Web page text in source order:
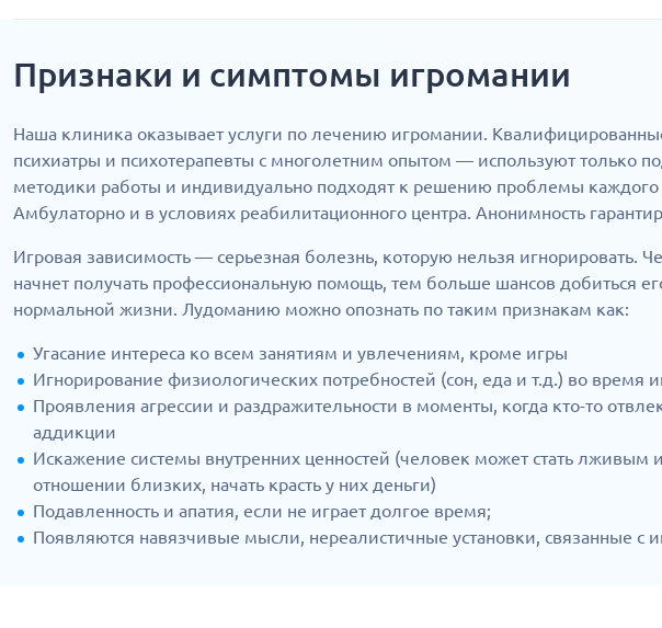
Признаки и симптомы игромании
Наша клиника оказывает услуги по лечению игромании.
психиатры и психотерапевты с многолетним опытом — используют только
методики работы и индивидуально подходят к решению проблемы каждого
Амбулаторно и в условиях реабилитационного центра. Анонимность
Игровая зависимость — серьезная болезнь, которую нельзя игнорировать.
начнет получать профессиональную помощь, тем больше шансов добиться
нормальной жизни. Лудоманию можно опознать по таким признакам как:
Угасание интереса ко всем занятиям и увлечениям, кроме игры
Игнорирование физиологических потребностей (сон, еда и т.д.) во время
Проявления агрессии и раздражительности в моменты, когда кто-то
аддикции
Искажение системы внутренних ценностей (человек может стать лживым
отношении близких, начать красть у них деньги)
Подавленность и апатия, если не играет долгое время;
Появляются навязчивые мысли, нереалистичные установки, связанные с